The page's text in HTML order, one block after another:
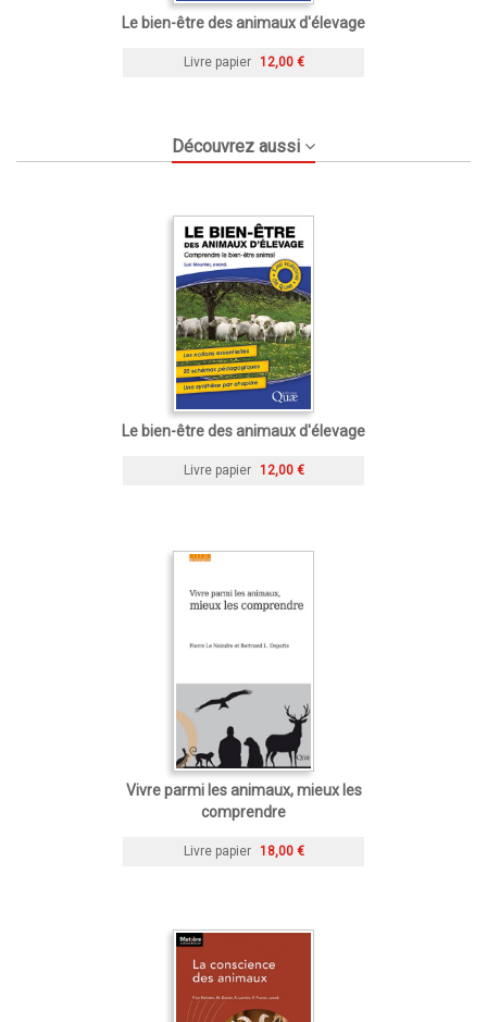
Le bien-être des animaux d'élevage
Livre papier 12,00 €
Découvrez aussi
Le bien-être des animaux d'élevage
Livre papier 12,00 €
Vivre parmi les animaux, mieux les
comprendre
Livre papier 18,00 €